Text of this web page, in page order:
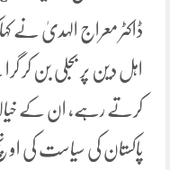
ڈاکٹر معراج الہدیٰ نے
اہل دین پر بجلی بن کر
کرتے رہے، ان کے
پاکستان کی سیاست کی